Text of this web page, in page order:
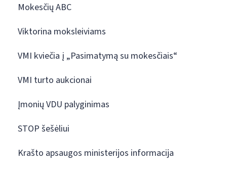
Mokesčių ABC
Viktorina moksleiviams
VMI kviečia į „Pasimatymą su mokesčiais“
VMI turto aukcionai
Įmonių VDU palyginimas
STOP šešėliui
Krašto apsaugos ministerijos informacija